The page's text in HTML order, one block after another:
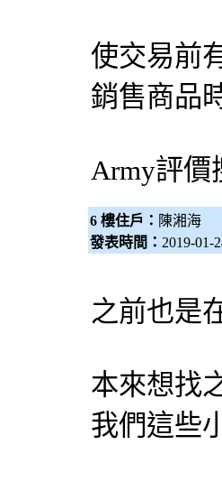
使交易前
銷售商品
Army評價
6 樓住戶： 陳湘海
發表時間： 2019-01-
之前也是
本來想找
我們這些